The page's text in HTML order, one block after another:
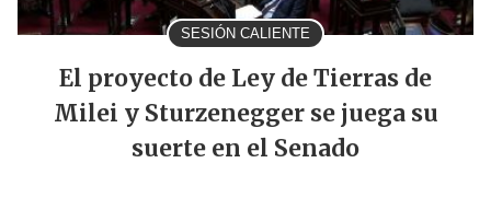
SESIÓN CALIENTE
El proyecto de Ley de Tierras de
Milei y Sturzenegger se juega su
suerte en el Senado